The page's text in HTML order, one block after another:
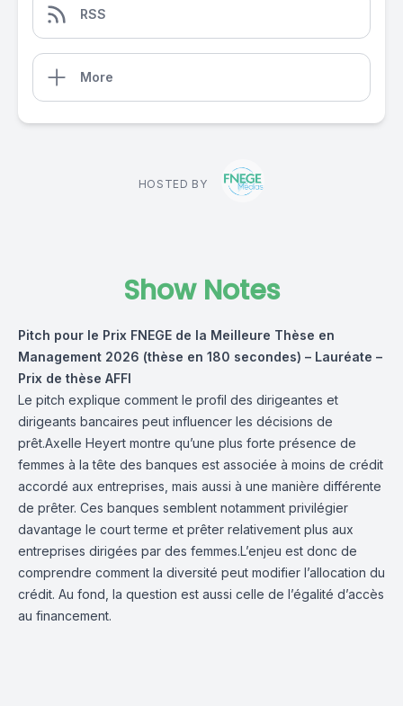
RSS
More
HOSTED BY
Show Notes
Pitch pour le Prix FNEGE de la Meilleure Thèse en
Management 2026 (thèse en 180 secondes) – Lauréate –
Prix de thèse AFFI
Le pitch explique comment le profil des dirigeantes et
dirigeants bancaires peut influencer les décisions de
prêt.Axelle Heyert montre qu’une plus forte présence de
femmes à la tête des banques est associée à moins de crédit
accordé aux entreprises, mais aussi à une manière différente
de prêter. Ces banques semblent notamment privilégier
davantage le court terme et prêter relativement plus aux
entreprises dirigées par des femmes.L’enjeu est donc de
comprendre comment la diversité peut modifier l’allocation du
crédit. Au fond, la question est aussi celle de l’égalité d’accès
au financement.